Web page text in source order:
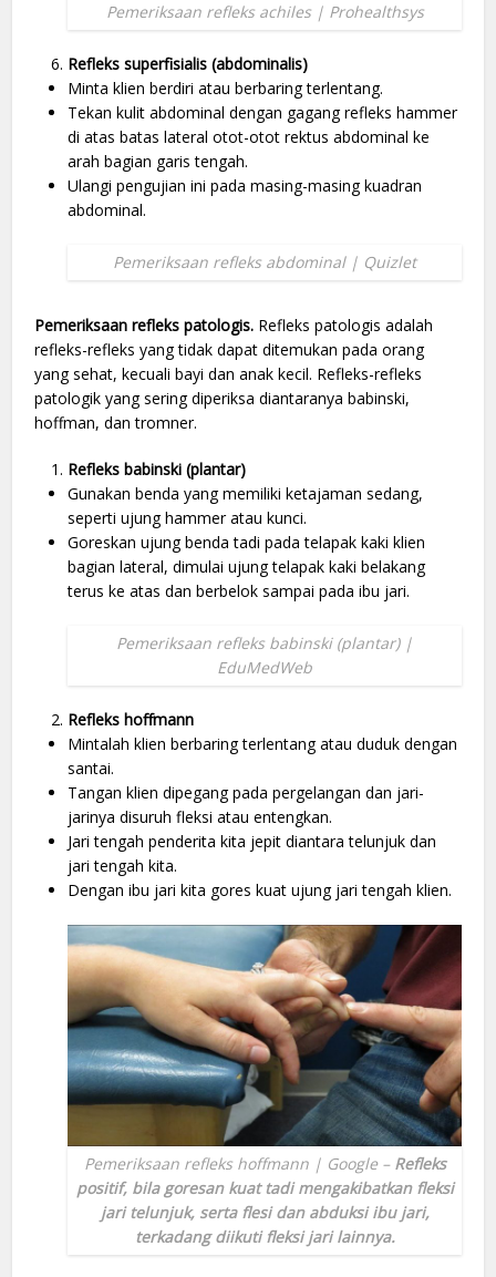
Pemeriksaan refleks achiles | Prohealthsys
Refleks superfisialis (abdominalis)
Minta klien berdiri atau berbaring terlentang.
Tekan kulit abdominal dengan gagang refleks hammer
di atas batas lateral otot-otot rektus abdominal ke
arah bagian garis tengah.
Ulangi pengujian ini pada masing-masing kuadran
abdominal.
Pemeriksaan refleks abdominal | Quizlet
Pemeriksaan refleks patologis. Refleks patologis adalah
refleks-refleks yang tidak dapat ditemukan pada orang
yang sehat, kecuali bayi dan anak kecil. Refleks-refleks
patologik yang sering diperiksa diantaranya babinski,
hoffman, dan tromner.
Refleks babinski (plantar)
Gunakan benda yang memiliki ketajaman sedang,
seperti ujung hammer atau kunci.
Goreskan ujung benda tadi pada telapak kaki klien
bagian lateral, dimulai ujung telapak kaki belakang
terus ke atas dan berbelok sampai pada ibu jari.
Pemeriksaan refleks babinski (plantar) |
EduMedWeb
Refleks hoffmann
Mintalah klien berbaring terlentang atau duduk dengan
santai.
Tangan klien dipegang pada pergelangan dan jari-
jarinya disuruh fleksi atau entengkan.
Jari tengah penderita kita jepit diantara telunjuk dan
jari tengah kita.
Dengan ibu jari kita gores kuat ujung jari tengah klien.
Pemeriksaan refleks hoffmann | Google– Refleks
positif, bila goresan kuat tadi mengakibatkan fleksi
jari telunjuk, serta flesi dan abduksi ibu jari,
terkadang diikuti fleksi jari lainnya.